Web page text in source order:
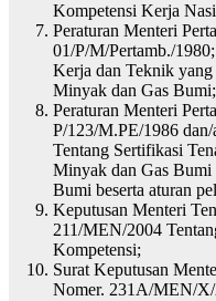
Kompetensi Kerja
Peraturan Menteri
01/P/M/Pertamb./
Kerja dan Teknik yang
Minyak dan Gas Bumi;
Peraturan Menteri
P/123/M.PE/1986
Tentang Sertifikasi
Minyak dan Gas Bumi
Bumi beserta aturan
Keputusan Menteri
211/MEN/2004
Kompetensi;
Surat Keputusan
Nomer. 231A/MEN/X/